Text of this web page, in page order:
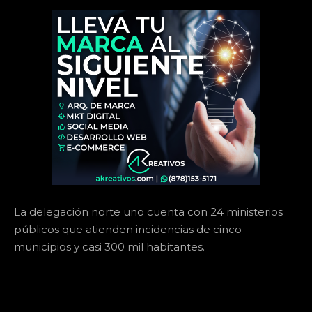
La delegación norte uno cuenta con 24 ministerios
públicos que atienden incidencias de cinco
municipios y casi 300 mil habitantes.